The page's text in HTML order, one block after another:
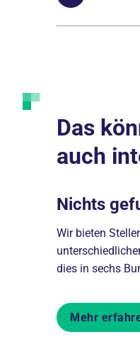
Das
auch
Nichts
Wir bieten
dies in sechs
Mehr